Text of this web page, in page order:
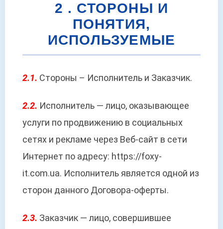
2 . СТОРОНЫ И
ПОНЯТИЯ,
ИСПОЛЬЗУЕМЫЕ
2.1. Стороны – Исполнитель и Заказчик.
2.2. Исполнитель — лицо, оказывающее
услуги по продвижению в социальных
сетях и рекламе через Веб-сайт в сети
Интернет по адресу: https://foxy-
it.com.ua. Исполнитель является одной из
сторон данного Договора-оферты.
2.3. Заказчик — лицо, совершившее